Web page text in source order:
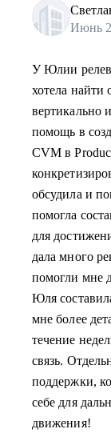
Июнь
У Юлии
хотела найти
вертикально
помощь в
CVM в
обсудила и
помогла
для
дала много
помогли мне
Юля
мне более
течение
связь.
поддержки,
себе для
движения!